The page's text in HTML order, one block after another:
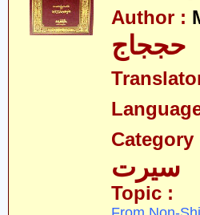
Author :
حججاج
Category
سیرت
Topic :